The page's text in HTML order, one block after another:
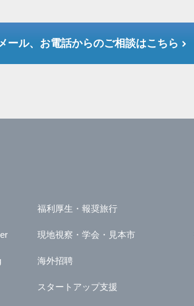
ール、お電話からのご相談はこちら
福利厚生・報奨旅行
現地視察・学会・見本市
海外招聘
スタートアップ支援